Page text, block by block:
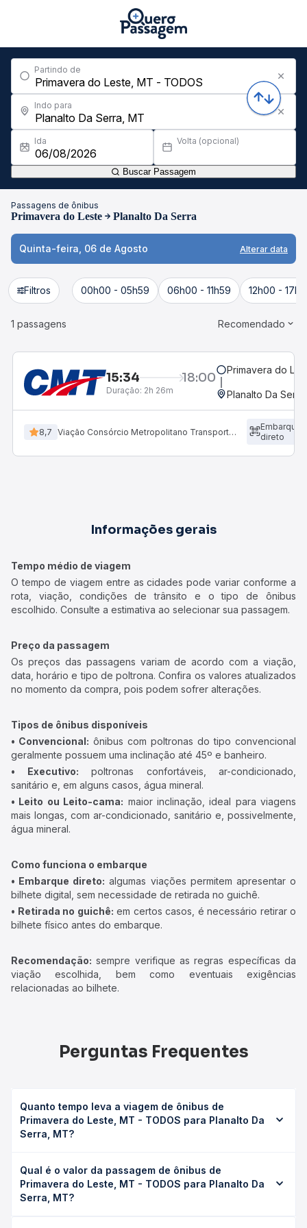
Partindo de
Indo para
Ida Volta (opcional)
Buscar Passagem
Passagens de ônibus
Primavera do Leste Planalto Da Serra
Quinta-feira, 06 de Agosto Alterar data
Filtros 00h00 - 05h59 06h00 - 11h59 12h00 -
1 passagens Recomendado
15:34 18:00
Duração: 2h 26m
Primavera do
Planalto Da
8,7 Viação Consórcio Metropolitano Transporte (CMT)
Embarque
direto
Informações gerais
Tempo médio de viagem
O tempo de viagem entre as cidades pode variar conforme a
rota, viação, condições de trânsito e o tipo de ônibus
escolhido. Consulte a estimativa ao selecionar sua passagem.
Preço da passagem
Os preços das passagens variam de acordo com a viação,
data, horário e tipo de poltrona. Confira os valores atualizados
no momento da compra, pois podem sofrer alterações.
Tipos de ônibus disponíveis
• Convencional: ônibus com poltronas do tipo convencional
geralmente possuem uma inclinação até 45º e banheiro.
• Executivo: poltronas confortáveis, ar-condicionado,
sanitário e, em alguns casos, água mineral.
• Leito ou Leito-cama: maior inclinação, ideal para viagens
mais longas, com ar-condicionado, sanitário e, possivelmente,
água mineral.
Como funciona o embarque
• Embarque direto: algumas viações permitem apresentar o
bilhete digital, sem necessidade de retirada no guichê.
• Retirada no guichê: em certos casos, é necessário retirar o
bilhete físico antes do embarque.
Recomendação: sempre verifique as regras específicas da
viação escolhida, bem como eventuais exigências
relacionadas ao bilhete.
Perguntas Frequentes
Quanto tempo leva a viagem de ônibus de
Primavera do Leste, MT - TODOS para Planalto Da
Serra, MT?
para Planalto Da Serra, MT leva em média 2h 26min,
podendo variar conforme a viação, o tipo de serviço
(convencional, executivo ou leito) e as condições de
Qual é o valor da passagem de ônibus de
Primavera do Leste, MT - TODOS para Planalto Da
Serra, MT?